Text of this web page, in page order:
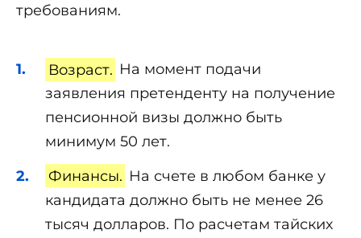
требованиям.
Возраст. На момент подачи
заявления претенденту на получение
пенсионной визы должно быть
минимум 50 лет.
Финансы. На счете в любом банке у
кандидата должно быть не менее 26
тысяч долларов. По расчетам тайских